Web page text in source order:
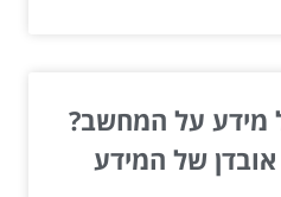
מידע על המחשב?
אובדן של המידע